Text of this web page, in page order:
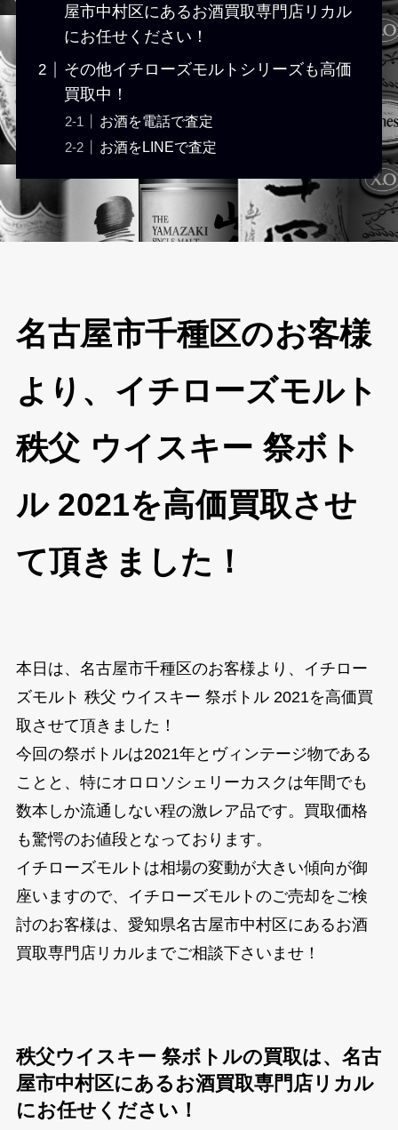
屋市中村区にあるお酒買取専門店リカル
にお任せください！
その他イチローズモルトシリーズも高価
買取中！
お酒を電話で査定
お酒をLINEで査定
名古屋市千種区のお客様
より、イチローズモルト
秩父 ウイスキー 祭ボト
ル 2021を高価買取させ
て頂きました！
本日は、名古屋市千種区のお客様より、イチロー
ズモルト 秩父 ウイスキー 祭ボトル 2021を高価買
取させて頂きました！
今回の祭ボトルは2021年とヴィンテージ物である
ことと、特にオロロソシェリーカスクは年間でも
数本しか流通しない程の激レア品です。買取価格
も驚愕のお値段となっております。
イチローズモルトは相場の変動が大きい傾向が御
座いますので、イチローズモルトのご売却をご検
討のお客様は、愛知県名古屋市中村区にあるお酒
買取専門店リカルまでご相談下さいませ！
秩父ウイスキー 祭ボトルの買取は、名古
屋市中村区にあるお酒買取専門店リカル
にお任せください！